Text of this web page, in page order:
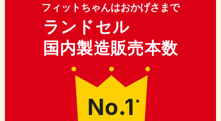
フィットちゃんはおかげさまで
ランドセル
国内製造販売本数
No.1 ※